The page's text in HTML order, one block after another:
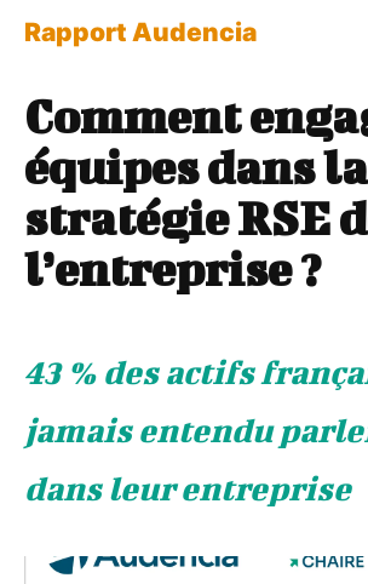
Rapport Audencia
Comment
équipes dans la
stratégie RSE
l’entreprise ?
43 % des actifs
jamais entendu
dans leur entreprise